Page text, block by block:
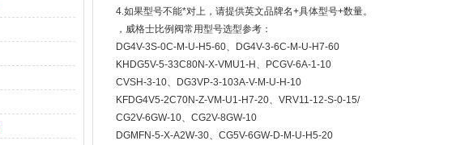
4.如果型号不能*对上，请提供英文品牌名+具体型号+数量。
，威格士比例阀常用型号选型参考：
DG4V-3S-0C-M-U-H5-60、DG4V-3-6C-M-U-H7-60
KHDG5V-5-33C80N-X-VMU1-H、PCGV-6A-1-10
CVSH-3-10、DG3VP-3-103A-V-M-U-H-10
KFDG4V5-2C70N-Z-VM-U1-H7-20、VRV11-12-S-0-15/
CG2V-6GW-10、CG2V-8GW-10
DGMFN-5-X-A2W-30、CG5V-6GW-D-M-U-H5-20